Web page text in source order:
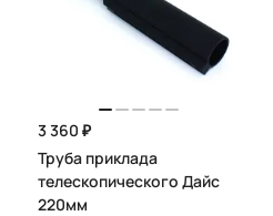
3 360 ₽
Труба приклада
телескопического Дайс
220мм